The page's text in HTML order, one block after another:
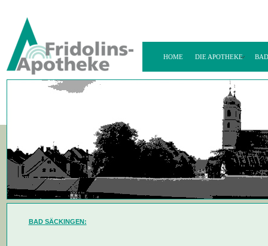
HOME DIE APOTHEKE
BAD SÄCKINGEN: